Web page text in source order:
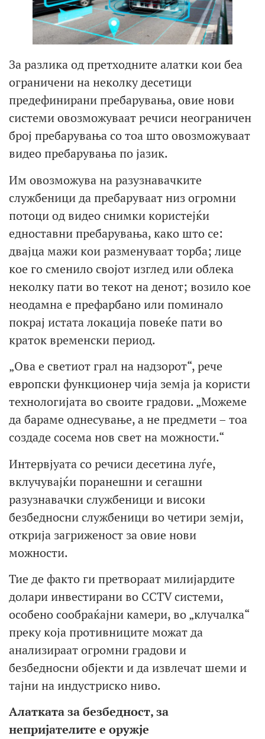
За разлика од претходните алатки кои беа
ограничени на неколку десетици
предефинирани пребарувања, овие нови
системи овозможуваат речиси неограничен
број пребарувања со тоа што овозможуваат
видео пребарувања по јазик.
Им овозможува на разузнавачките
службеници да пребаруваат низ огромни
потоци од видео снимки користејќи
едноставни пребарувања, како што се:
двајца мажи кои разменуваат торба; лице
кое го сменило својот изглед или облека
неколку пати во текот на денот; возило кое
неодамна е префарбано или поминало
покрај истата локација повеќе пати во
краток временски период.
„Ова е светиот грал на надзорот“, рече
европски функционер чија земја ја користи
технологијата во своите градови. „Можеме
да бараме однесување, а не предмети – тоа
создаде сосема нов свет на можности.“
Интервјуата со речиси десетина луѓе,
вклучувајќи поранешни и сегашни
разузнавачки службеници и високи
безбедносни службеници во четири земји,
открија загриженост за овие нови
можности.
Тие де факто ги претвораат милијардите
долари инвестирани во CCTV системи,
особено сообраќајни камери, во „клучалка“
преку која противниците можат да
анализираат огромни градови и
безбедносни објекти и да извлечат шеми и
тајни на индустриско ниво.
Алатката за безбедност, за
непријателите е оружје